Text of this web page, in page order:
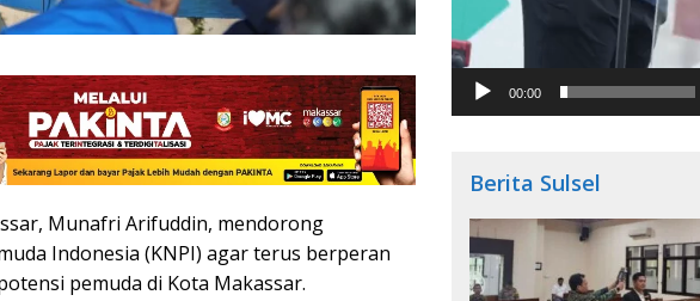
Munafri Arifuddin, mendorong
Indonesia (KNPI) agar terus berperan
pemuda di Kota Makassar.
00:00
Berita Sulsel